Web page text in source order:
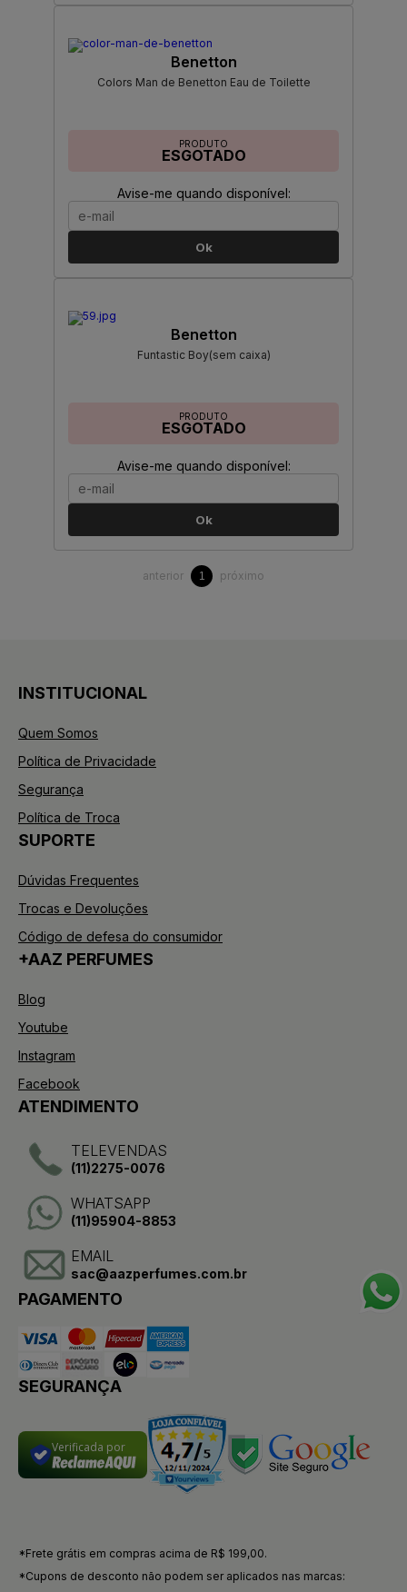
Benetton
Colors Man de Benetton Eau de Toilette
PRODUTO
ESGOTADO
Avise-me quando disponível:
Ok
Benetton
Funtastic Boy(sem caixa)
PRODUTO
ESGOTADO
Avise-me quando disponível:
Ok
anterior 1 próximo
INSTITUCIONAL
Quem Somos
Política de Privacidade
Segurança
Política de Troca
SUPORTE
Dúvidas Frequentes
Trocas e Devoluções
Código de defesa do consumidor
+AAZ PERFUMES
Blog
Youtube
Instagram
Facebook
ATENDIMENTO
TELEVENDAS
(11)2275-0076
WHATSAPP
(11)95904-8853
EMAIL
sac@aazperfumes.com.br
PAGAMENTO
SEGURANÇA
Verificada por
*Frete grátis em compras acima de R$ 199,00.
*Cupons de desconto não podem ser aplicados nas marcas: